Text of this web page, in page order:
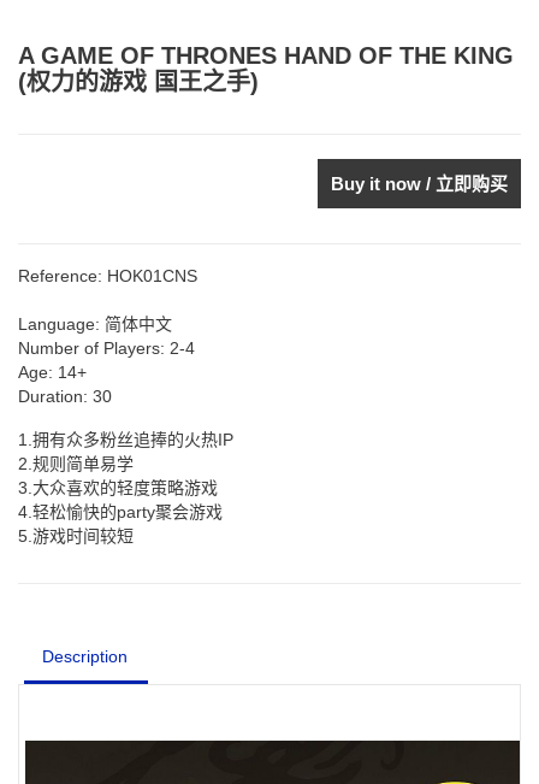
A GAME OF THRONES HAND OF THE KING
(权力的游戏 国王之手)
Buy it now / 立即购买
Reference: HOK01CNS
Language: 简体中文
Number of Players: 2-4
Age: 14+
Duration: 30
1.拥有众多粉丝追捧的火热IP
2.规则简单易学
3.大众喜欢的轻度策略游戏
4.轻松愉快的party聚会游戏
5.游戏时间较短
Description